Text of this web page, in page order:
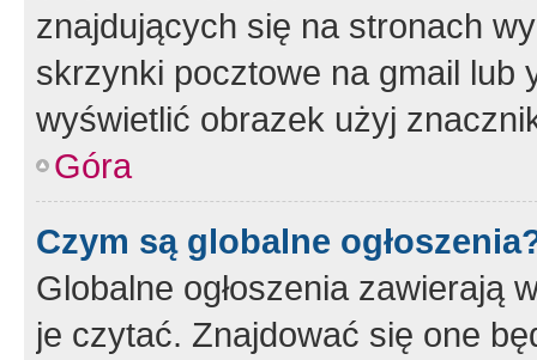
znajdujących się na stronach
skrzynki pocztowe na gmail lub
wyświetlić obrazek użyj
Góra
Czym są globalne
Globalne ogłoszenia zawierają
je czytać. Znajdować się one